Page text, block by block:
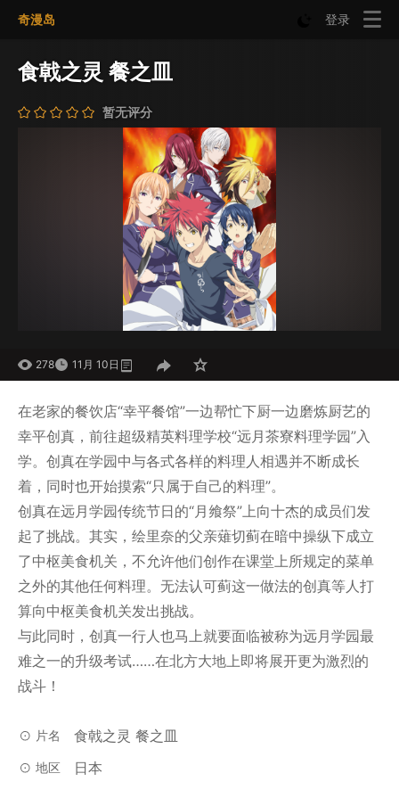
奇漫岛 登录
食戟之灵 餐之皿
暂无评分
278 11月 10日
在老家的餐饮店“幸平餐馆”一边帮忙下厨一边磨炼厨艺的
幸平创真，前往超级精英料理学校“远月茶寮料理学园”入
学。创真在学园中与各式各样的料理人相遇并不断成长
着，同时也开始摸索“只属于自己的料理”。
创真在远月学园传统节日的“月飨祭”上向十杰的成员们发
起了挑战。其实，绘里奈的父亲薙切蓟在暗中操纵下成立
了中枢美食机关，不允许他们创作在课堂上所规定的菜单
之外的其他任何料理。无法认可蓟这一做法的创真等人打
算向中枢美食机关发出挑战。
与此同时，创真一行人也马上就要面临被称为远月学园最
难之一的升级考试……在北方大地上即将展开更为激烈的
战斗！
片名 食戟之灵 餐之皿
地区 日本